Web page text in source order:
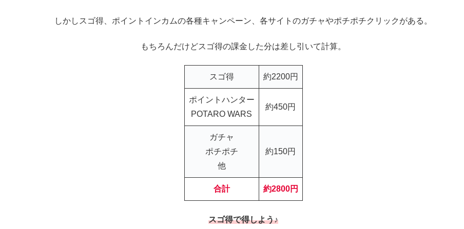
しかしスゴ得、ポイントインカムの各種キャンペーン、各サイトのガチャやポチポチクリックがある。
もちろんだけどスゴ得の課金した分は差し引いて計算。
スゴ得 約2200円
ポイントハンター
POTARO WARS
約450円
ガチャ
ポチポチ
他
約150円
合計 約2800円
スゴ得で得しよう♪